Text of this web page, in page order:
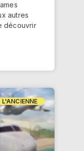
autres
découvrir